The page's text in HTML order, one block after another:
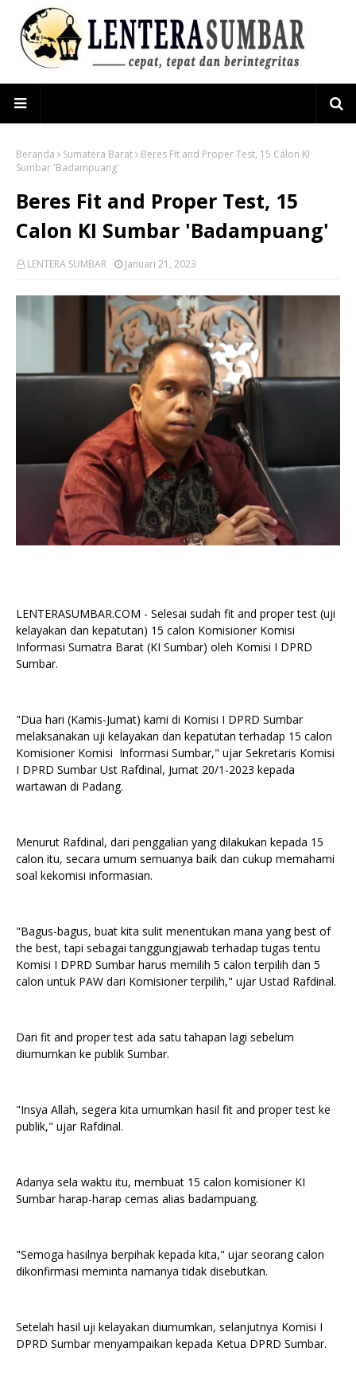
Beranda Sumatera Barat
Beres Fit and Proper Test, 15 Calon KI
Sumbar 'Badampuang'
Beres Fit and Proper Test, 15
Calon KI Sumbar 'Badampuang'
LENTERA SUMBAR Januari 21, 2023
LENTERASUMBAR.COM - Selesai sudah fit and proper test (uji
kelayakan dan kepatutan) 15 calon Komisioner Komisi
Informasi Sumatra Barat (KI Sumbar) oleh Komisi I DPRD
Sumbar.
"Dua hari (Kamis-Jumat) kami di Komisi I DPRD Sumbar
melaksanakan uji kelayakan dan kepatutan terhadap 15 calon
Komisioner Komisi Informasi Sumbar," ujar Sekretaris Komisi
I DPRD Sumbar Ust Rafdinal, Jumat 20/1-2023 kepada
wartawan di Padang.
Menurut Rafdinal, dari penggalian yang dilakukan kepada 15
calon itu, secara umum semuanya baik dan cukup memahami
soal kekomisi informasian.
"Bagus-bagus, buat kita sulit menentukan mana yang best of
the best, tapi sebagai tanggungjawab terhadap tugas tentu
Komisi I DPRD Sumbar harus memilih 5 calon terpilih dan 5
calon untuk PAW dari Komisioner terpilih," ujar Ustad Rafdinal.
Dari fit and proper test ada satu tahapan lagi sebelum
diumumkan ke publik Sumbar.
"Insya Allah, segera kita umumkan hasil fit and proper test ke
publik," ujar Rafdinal.
Adanya sela waktu itu, membuat 15 calon komisioner KI
Sumbar harap-harap cemas alias badampuang.
"Semoga hasilnya berpihak kepada kita," ujar seorang calon
dikonfirmasi meminta namanya tidak disebutkan.
Setelah hasil uji kelayakan diumumkan, selanjutnya Komisi I
DPRD Sumbar menyampaikan kepada Ketua DPRD Sumbar.